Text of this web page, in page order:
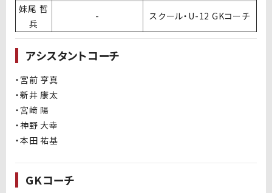
妹尾 哲
兵
- スクール・U-12 GKコーチ
アシスタントコーチ
・宮前 亨真
・新井 康太
・宮﨑 陽
・神野 大幸
・本田 祐基
GKコーチ